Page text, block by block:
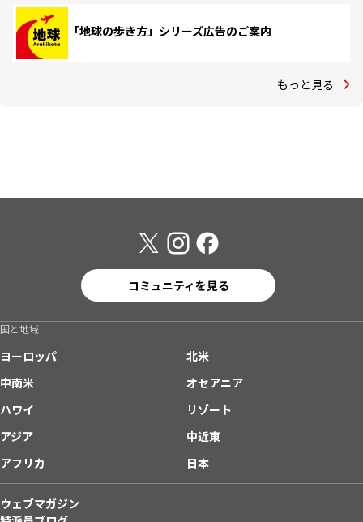
「地球の歩き方」シリーズ広告のご案内
もっと見る
コミュニティを見る
国と地域
ヨーロッパ
北米
中南米
オセアニア
ハワイ
リゾート
アジア
中近東
アフリカ
日本
ウェブマガジン